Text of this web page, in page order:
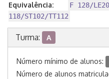
Equivalência:
F 128/
118/ST102/TT112
Turma: A
Número mínimo de alunos:
Número de alunos